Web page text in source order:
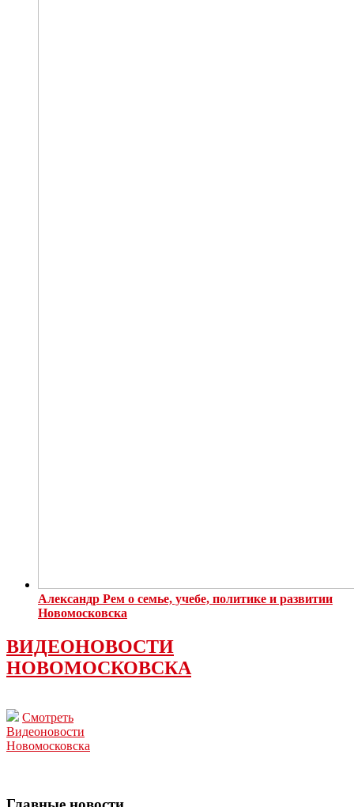
Александр Рем о семье, учебе, политике и развитии
Новомосковска
ВИДЕОНОВОСТИ
НОВОМОСКОВСКА
Смотреть
Видеоновости
Новомосковска